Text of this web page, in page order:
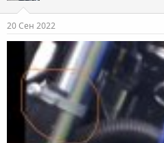
20 Сен 2022